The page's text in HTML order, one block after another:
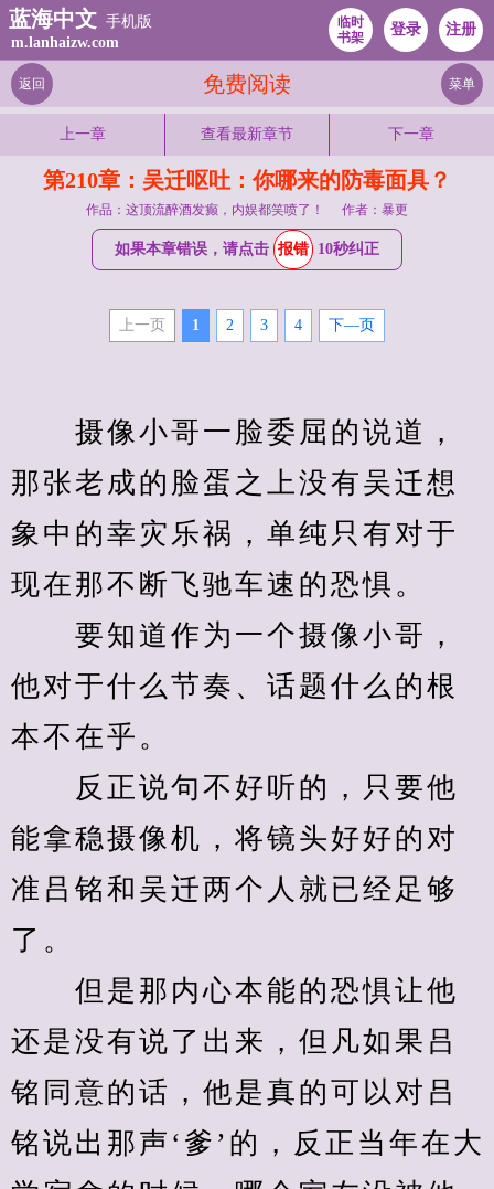
蓝海中文 手机版
m.lanhaizw.com
临时
书架
登录 注册
免费阅读
返回 菜单
上一章 查看最新章节 下一章
第210章：吴迁呕吐：你哪来的防毒面具？
作品：这顶流醉酒发癫，内娱都笑喷了！ 作者：暴更
如果本章错误，请点击 报错 10秒纠正
上一页 1 2 3 4 下—页
摄像小哥一脸委屈的说道，
那张老成的脸蛋之上没有吴迁想
象中的幸灾乐祸，单纯只有对于
现在那不断飞驰车速的恐惧。
要知道作为一个摄像小哥，
他对于什么节奏、话题什么的根
本不在乎。
反正说句不好听的，只要他
能拿稳摄像机，将镜头好好的对
准吕铭和吴迁两个人就已经足够
了。
但是那内心本能的恐惧让他
还是没有说了出来，但凡如果吕
铭同意的话，他是真的可以对吕
铭说出那声‘爹’的，反正当年在大